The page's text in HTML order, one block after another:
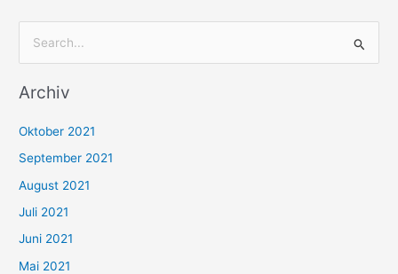
c
n
n
a
c
h
Archiv
Oktober 2021
September 2021
August 2021
Juli 2021
Juni 2021
Mai 2021